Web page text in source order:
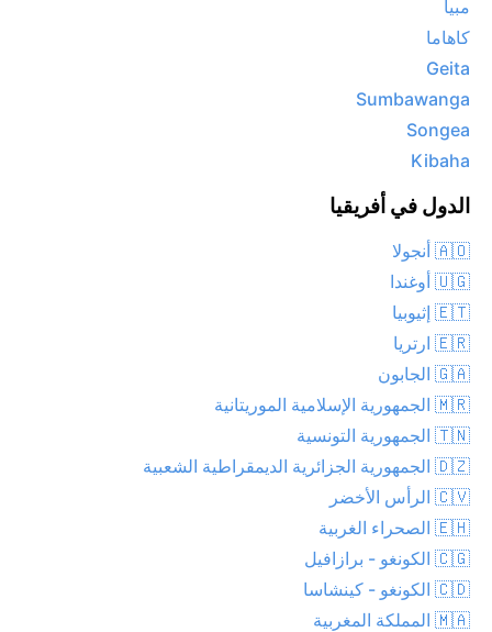
مبيا
كاهاما
Geita
Sumbawanga
Songea
Kibaha
الدول في أفريقيا
🇦🇴 أنجولا
🇺🇬 أوغندا
🇪🇹 إثيوبيا
🇪🇷 ارتريا
🇬🇦 الجابون
🇲🇷 الجمهورية الإسلامية الموريتانية
🇹🇳 الجمهورية التونسية
🇩🇿 الجمهورية الجزائرية الديمقراطية الشعبية
🇨🇻 الرأس الأخضر
🇪🇭 الصحراء الغربية
🇨🇬 الكونغو - برازافيل
🇨🇩 الكونغو - كينشاسا
🇲🇦 المملكة المغربية